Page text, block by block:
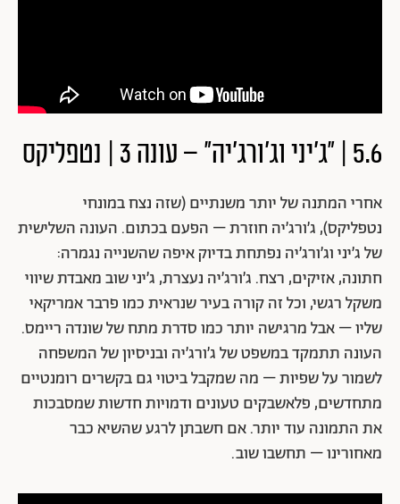
5.6 | "ג'יני וג'ורג'יה" – עונה 3 | נטפליקס
אחרי המתנה של יותר משנתיים (שזה נצח במונחי
נטפליקס), ג’ורג’יה חוזרת – הפעם בכתום. העונה השלישית
של ג’יני וג’ורג’יה נפתחת בדיוק איפה שהשנייה נגמרה:
חתונה, אזיקים, רצח. ג’ורג’יה נעצרת, ג’יני שוב מאבדת שיווי
משקל רגשי, וכל זה קורה בעיר שנראית כמו פרבר אמריקאי
שליו – אבל מרגישה יותר כמו סדרת מתח של שונדה ריימס.
העונה תתמקד במשפט של ג’ורג’יה ובניסיון של המשפחה
לשמור על שפיות – מה שמקבל ביטוי גם בקשרים רומנטיים
מתחדשים, פלאשבקים טעונים ודמויות חדשות שמסבכות
את התמונה עוד יותר. אם חשבתן לרגע שהשיא כבר
מאחורינו – תחשבו שוב.